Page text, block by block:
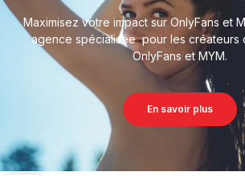
Maximisez votre impact sur OnlyFans et
agence spécialisée pour les créateurs
OnlyFans et MYM.
En savoir plus